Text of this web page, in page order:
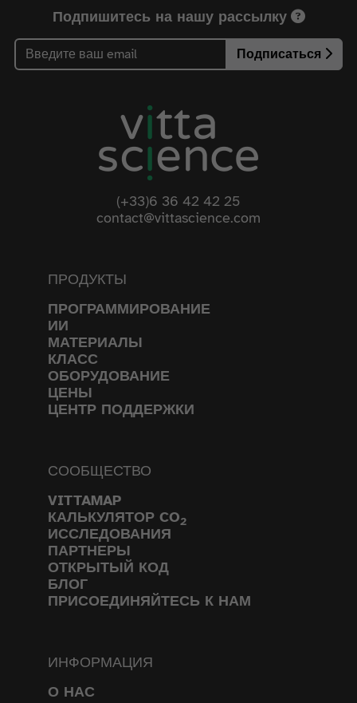
Подпишитесь на нашу рассылку
Подписаться
(+33)6 36 42 42 25
contact@vittascience.com
ПРОДУКТЫ
ПРОГРАММИРОВАНИЕ
ИИ
МАТЕРИАЛЫ
КЛАСС
ОБОРУДОВАНИЕ
ЦЕНЫ
ЦЕНТР ПОДДЕРЖКИ
СООБЩЕСТВО
VITTAMAP
КАЛЬКУЛЯТОР CO2
ИССЛЕДОВАНИЯ
ПАРТНЕРЫ
ОТКРЫТЫЙ КОД
БЛОГ
ПРИСОЕДИНЯЙТЕСЬ К НАМ
ИНФОРМАЦИЯ
О НАС